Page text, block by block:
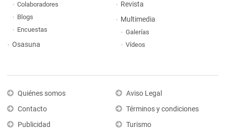
Colaboradores
Blogs
Encuestas
Osasuna
Revista
Multimedia
Galerías
Vídeos
Quiénes somos
Contacto
Publicidad
Aviso Legal
Términos y condiciones
Turismo